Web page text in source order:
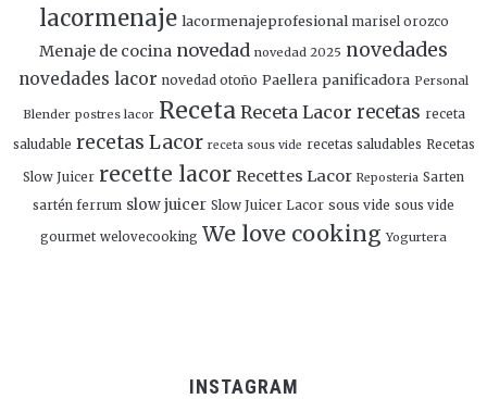
lacormenaje lacormenajeprofesional marisel orozco
Menaje de cocina novedad novedad 2025 novedades
novedades lacor novedad otoño Paellera panificadora Personal
Blender postres lacor Receta Receta Lacor recetas receta
saludable recetas Lacor receta sous vide recetas saludables Recetas
Slow Juicer recette lacor Recettes Lacor Reposteria Sarten
sartén ferrum slow juicer Slow Juicer Lacor sous vide sous vide
gourmet welovecooking We love cooking Yogurtera
INSTAGRAM